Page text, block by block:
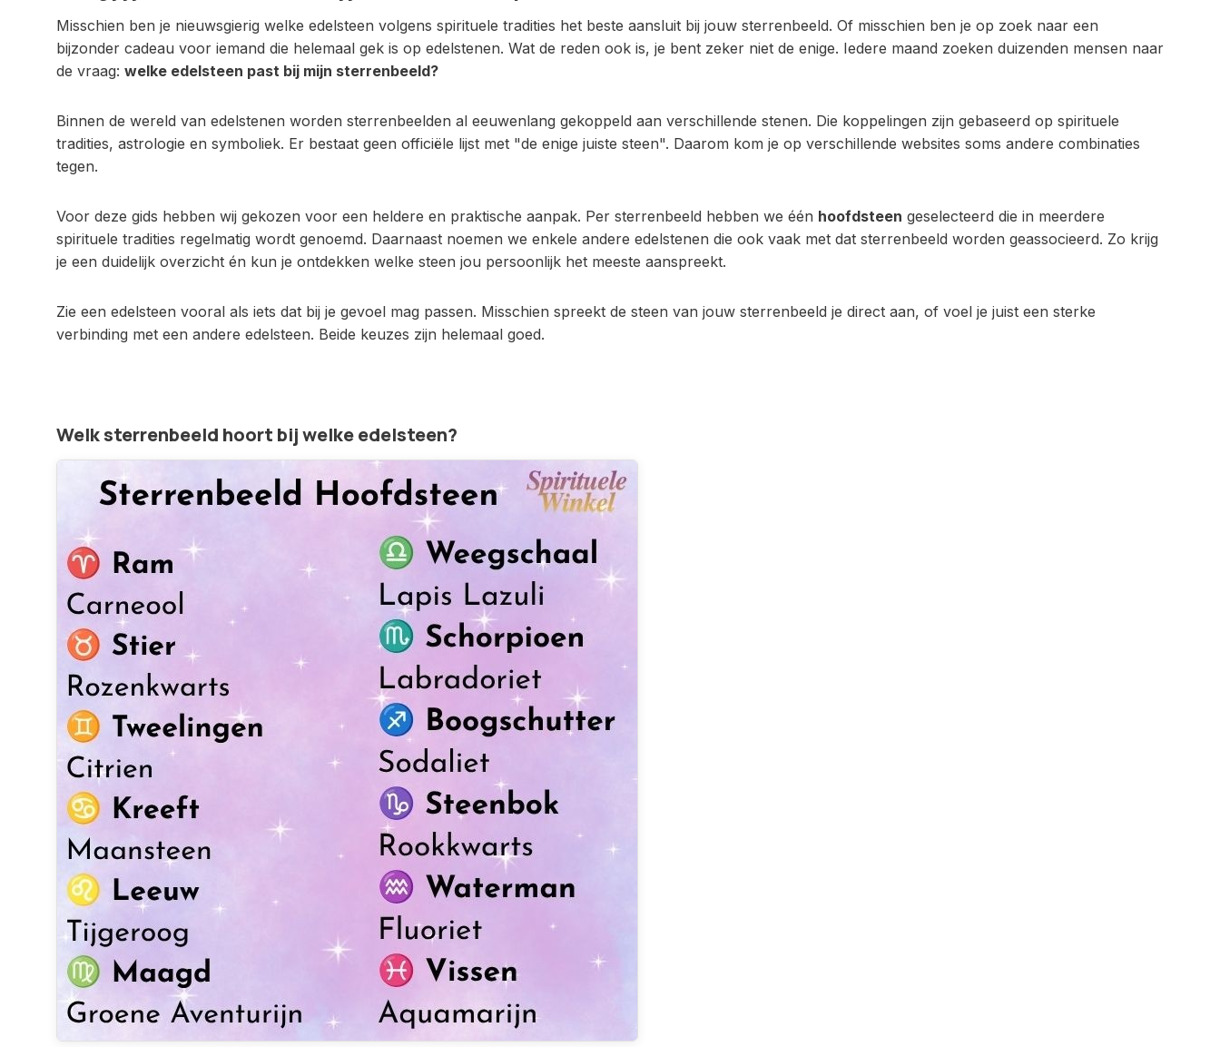
Misschien ben je nieuwsgierig welke edelsteen volgens spirituele tradities het beste aansluit bij jouw sterrenbeeld. Of misschien ben je op zoek naar een
bijzonder cadeau voor iemand die helemaal gek is op edelstenen. Wat de reden ook is, je bent zeker niet de enige. Iedere maand zoeken duizenden mensen naar
de vraag: welke edelsteen past bij mijn sterrenbeeld?
Binnen de wereld van edelstenen worden sterrenbeelden al eeuwenlang gekoppeld aan verschillende stenen. Die koppelingen zijn gebaseerd op spirituele
tradities, astrologie en symboliek. Er bestaat geen officiële lijst met "de enige juiste steen". Daarom kom je op verschillende websites soms andere combinaties
tegen.
Voor deze gids hebben wij gekozen voor een heldere en praktische aanpak. Per sterrenbeeld hebben we één hoofdsteen geselecteerd die in meerdere
spirituele tradities regelmatig wordt genoemd. Daarnaast noemen we enkele andere edelstenen die ook vaak met dat sterrenbeeld worden geassocieerd. Zo krijg
je een duidelijk overzicht én kun je ontdekken welke steen jou persoonlijk het meeste aanspreekt.
Zie een edelsteen vooral als iets dat bij je gevoel mag passen. Misschien spreekt de steen van jouw sterrenbeeld je direct aan, of voel je juist een sterke
verbinding met een andere edelsteen. Beide keuzes zijn helemaal goed.
Welk sterrenbeeld hoort bij welke edelsteen?